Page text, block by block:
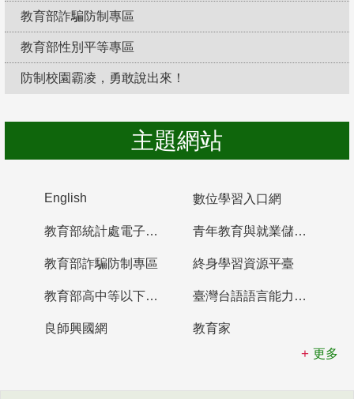
教育部詐騙防制專區
教育部性別平等專區
防制校園霸凌，勇敢說出來！
主題網站
English 數位學習入口網
教育部統計處電子書櫃 青年教育與就業儲蓄帳戶
教育部詐騙防制專區 終身學習資源平臺
教育部高中等以下學校及幼兒園教師資格檢定考試 臺灣台語語言能力認證網站
良師興國網
教育家
更多